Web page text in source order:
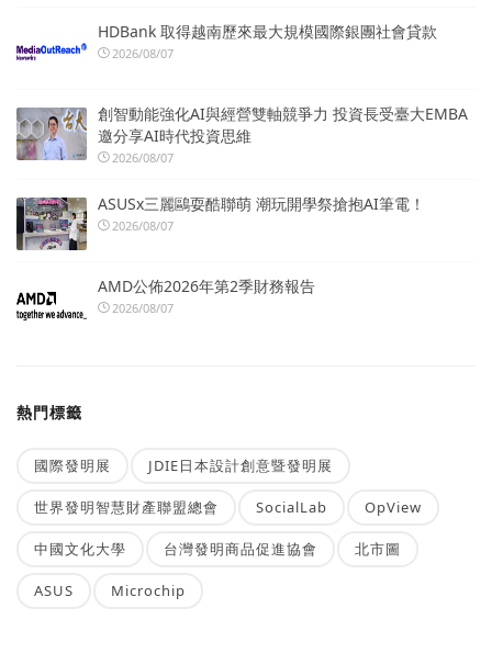
HDBank 取得越南歷來最大規模國際銀團社會貸款
2026/08/07
創智動能強化AI與經營雙軸競爭力 投資長受臺大EMBA
邀分享AI時代投資思維
2026/08/07
ASUSx三麗鷗耍酷聯萌 潮玩開學祭搶抱AI筆電！
2026/08/07
AMD公佈2026年第2季財務報告
2026/08/07
熱門標籤
國際發明展 JDIE日本設計創意暨發明展
世界發明智慧財產聯盟總會 SocialLab OpView
中國文化大學 台灣發明商品促進協會 北市圖
ASUS Microchip